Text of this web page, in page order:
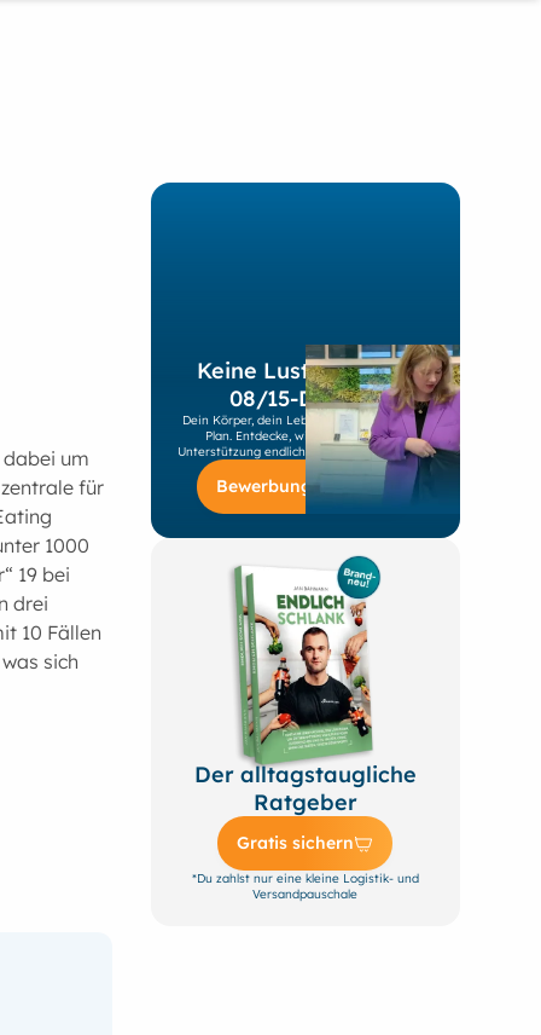
um
für
1000
19 bei
drei
10 Fällen
sich
Keine Lust mehr auf
08/15-Diäten?
Dein Körper, dein Leben, dein individueller
Plan. Entdecke, wie du mit unserer
Unterstützung endlich nachhaltig abnimmst!
Bewerbung starten
Der alltagstaugliche
Ratgeber
Gratis sichern
*Du zahlst nur eine kleine Logistik- und
Versandpauschale